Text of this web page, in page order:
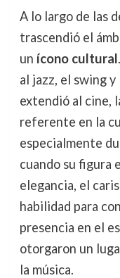
A lo largo de las
trascendió el
un ícono cultural
al jazz, el swing y
extendió al cine,
referente en la
especialmente
cuando su figura
elegancia, el
habilidad para
presencia en el
otorgaron un
la música.